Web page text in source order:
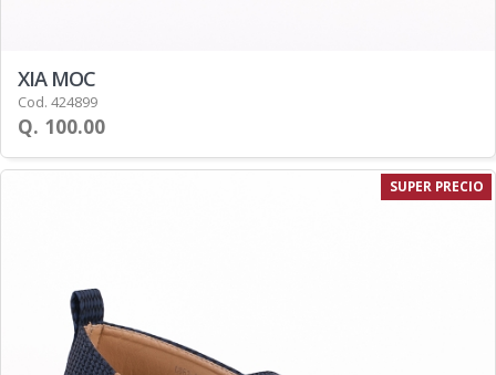
XIA MOC
Cod. 424899
Q. 100.00
SUPER PRECIO